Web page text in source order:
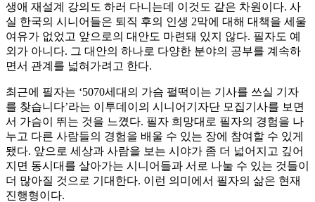
생애 재설계 강의도 하러 다니는데 이것도 같은 차원이다. 사
실 한국의 시니어들은 퇴직 후의 인생 2막에 대해 대책을 세울
여유가 없었고 앞으로의 대안도 마련돼 있지 않다. 필자도 예
외가 아니다. 그 대안의 하나로 다양한 분야의 공부를 계속하
면서 관계를 넓혀가려고 한다.
최근에 필자는 ‘5070세대의 가슴 펄떡이는 기사를 쓰실 기자
를 찾습니다’라는 이투데이의 시니어기자단 모집기사를 보면
서 가슴이 뛰는 것을 느꼈다. 필자 희망대로 필자의 경험을 나
누고 다른 사람들의 경험을 배울 수 있는 장에 참여할 수 있게
됐다. 앞으로 세상과 사람을 보는 시야가 좀 더 넓어지고 깊어
지면 동시대를 살아가는 시니어들과 서로 나눌 수 있는 것들이
더 많아질 것으로 기대한다. 이런 의미에서 필자의 삶은 현재
진행형이다.